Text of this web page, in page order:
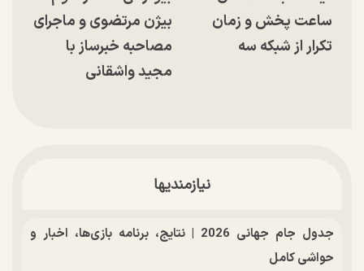
ساعت پخش و زمان
تکرار از شبکه سه
بیژن مرتضوی و ماجرای
مصاحبه خبرساز با
مجید واشقانی
نیازمندیها
جدول جام جهانی 2026 | نتایج، برنامه بازی‌ها، اخبار و
حواشی کامل